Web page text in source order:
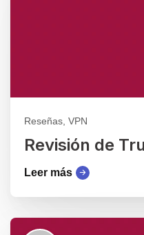
Reseñas, VPN
Revisión de
Leer más